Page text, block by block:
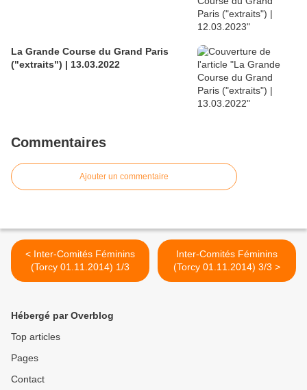
La Grande Course du Grand Paris
("extraits") | 13.03.2022
Commentaires
Ajouter un commentaire
< Inter-Comités Féminins
(Torcy 01.11.2014) 1/3
Inter-Comités Féminins
(Torcy 01.11.2014) 3/3 >
Hébergé par Overblog
Top articles
Pages
Contact